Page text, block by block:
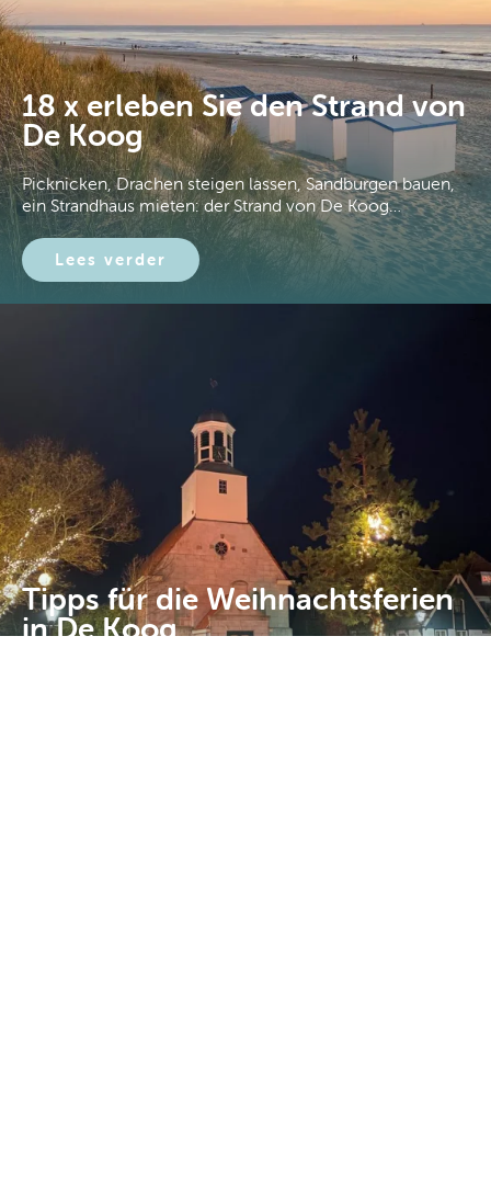
18 x erleben Sie den Strand von
De Koog
Picknicken, Drachen steigen lassen, Sandburgen bauen,
ein Strandhaus mieten: der Strand von De Koog…
Lees verder
Tipps für die Weihnachtsferien
in De Koog